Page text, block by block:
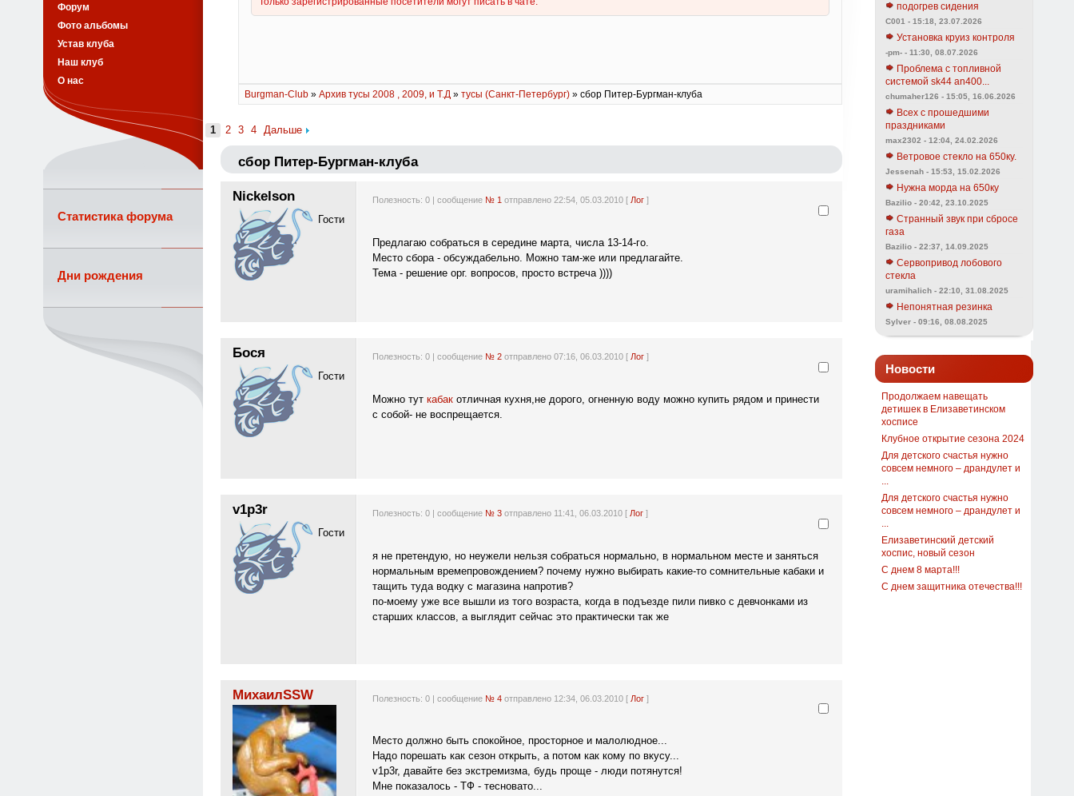
Burgman-Club» Архив тусы 2008 , 2009, и Т.Д » тусы (Санкт-Петербург)» сбор Питер-Бургман-клуба
1 2 3 4 Дальше
сбор Питер-Бургман-клуба
Nickelson
Гости
Полезность: 0| сообщение № 1 отправлено 22:54, 05.03.2010 [ Лог]
Предлагаю собраться в середине марта, числа 13-14-го.
Место сбора - обсуждабельно. Можно там-же или предлагайте.
Тема - решение орг. вопросов, просто встреча ))))
Бося
Гости
Полезность: 0| сообщение № 2отправлено 07:16, 06.03.2010 [ Лог]
Можно тут кабакотличная кухня,не дорого, огненную воду можно купить рядом и принести
с собой- не воспрещается.
v1p3r
Гости
Полезность: 0| сообщение № 3отправлено 11:41, 06.03.2010 [ Лог]
я не претендую, но неужели нельзя собраться нормально, в нормальном месте и заняться
нормальным времепровождением? почему нужно выбирать какие-то сомнительные кабаки и
тащить туда водку с магазина напротив?
по-моему уже все вышли из того возраста, когда в подъезде пили пивко с девчонками из
старших классов, а выглядит сейчас это практически так же
МихаилSSW Полезность: 0| сообщение № 4отправлено 12:34, 06.03.2010 [ Лог]
Место должно быть спокойное, просторное и малолюдное...
Надо порешать как сезон открыть, а потом как кому по вкусу...
v1p3r, давайте без экстремизма, будь проще - люди потянутся!
Мне показалось - ТФ - тесновато...
подогрев сидения
C001 - 15:18, 23.07.2026
Установка круиз контроля
-pm- - 11:30, 08.07.2026
Проблема с топливной
системой sk44 an400...
chumaher126 - 15:05, 16.06.2026
Всех с прошедшими
праздниками
max2302 - 12:04, 24.02.2026
Ветровое стекло на 650ку.
Jessenah - 15:53, 15.02.2026
Нужна морда на 650ку
Bazilio - 20:42, 23.10.2025
Странный звук при сбросе
газа
Bazilio - 22:37, 14.09.2025
Сервопривод лобового
стекла
uramihalich - 22:10, 31.08.2025
Непонятная резинка
Sylver - 09:16, 08.08.2025
Новости
Продолжаем навещать
детишек в Елизаветинском
хосписе
Клубное открытие сезона 2024
Для детского счастья нужно
совсем немного – драндулет и
Для детского счастья нужно
совсем немного – драндулет и
Елизаветинский детский
хоспис, новый сезон
С днем 8 марта!!!
С днем защитника отечества!!!
Форум
Фото альбомы
Устав клуба
Наш клуб
О нас
Статистика форума
Дни рождения